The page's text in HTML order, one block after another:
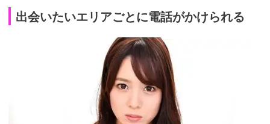
出会いたいエリアごとに電話がかけられる